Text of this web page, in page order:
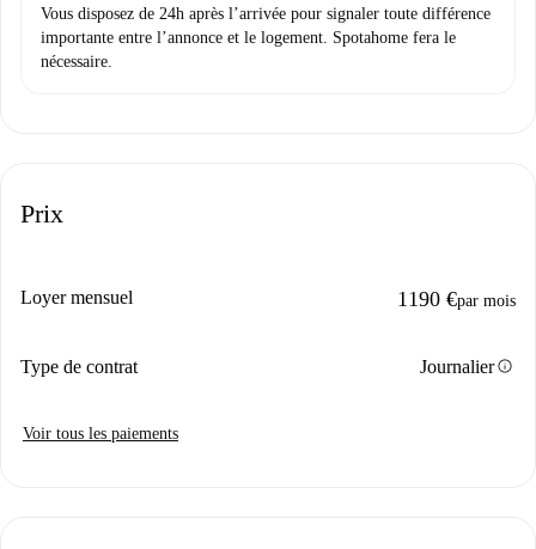
Vous disposez de 24h après l’arrivée pour signaler toute différence
importante entre l’annonce et le logement. Spotahome fera le
nécessaire.
Prix
Loyer mensuel 1190 €par mois
Type de contrat Journalierinfo
Voir tous les paiements